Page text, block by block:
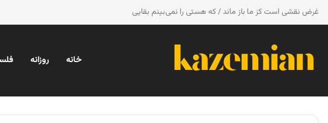
غرض نقشی است کز ما باز ماند / که هستی را نمی‌بینم بقایی
خانه روزانه